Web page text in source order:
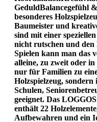
GeduldBalancegefühl
besonderes
Baumeister und
sind mit einer
nicht rutschen und
Spielen kann man das
alleine, zu zweit oder
nur für Familien zu
Holzspielzeug,
Schulen,
geeignet. Das
enthält 22
Aufbewahren und ein